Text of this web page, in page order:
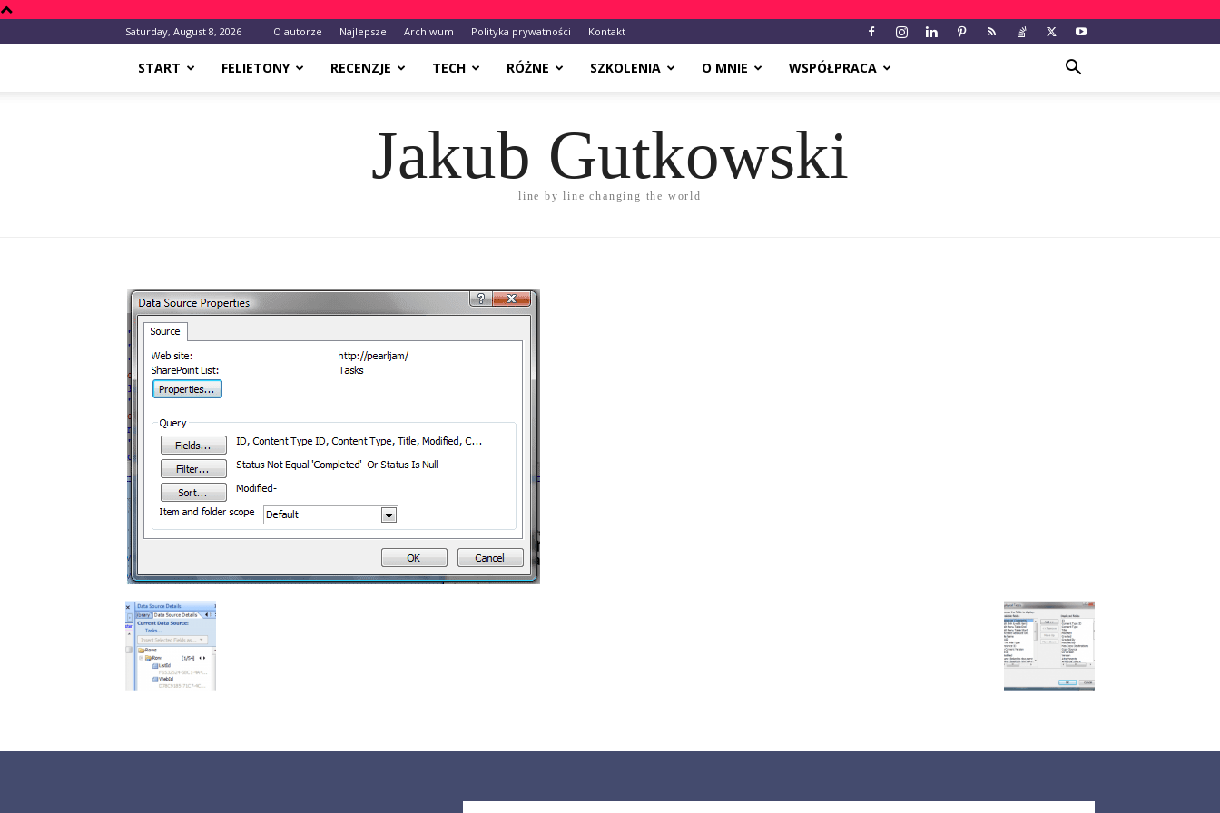
Saturday, August 8, 2026 O autorze Najlepsze Archiwum Polityka prywatności Kontakt
START FELIETONY RECENZJE TECH RÓŻNE SZKOLENIA O MNIE WSPÓŁPRACA
Jakub Gutkowski
line by line changing the world